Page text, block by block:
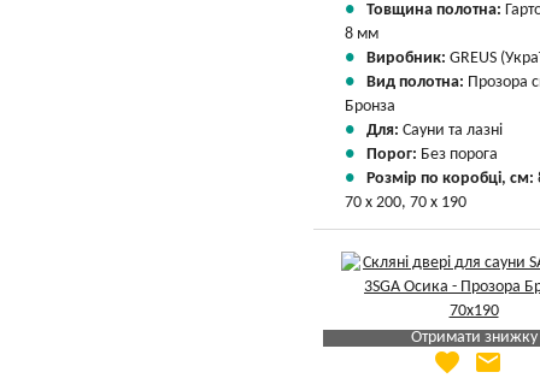
Товщина полотна:
8 мм
Виробник: GREUS
Вид полотна: Прозора
Бронза
Для: Сауни та лазні
Порог: Без порога
Розмір по коробці, см:
70 х 200, 70 х 190
Отримати знижку
Яка Ваша ціна
favorite email